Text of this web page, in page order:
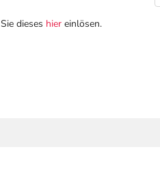
dieses hier einlösen.